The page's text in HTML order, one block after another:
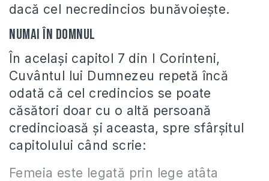
dacă cel necredincios bunăvoieşte.
Numai în Domnul
În acelaşi capitol 7 din I Corinteni,
Cuvântul lui Dumnezeu repetă încă
odată că cel credincios se poate
căsători doar cu o altă persoană
credincioasă şi aceasta, spre sfârşitul
capitolului când scrie:
Femeia este legată prin lege atâta